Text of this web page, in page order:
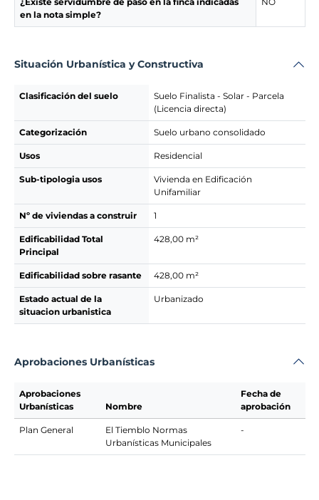
en la nota simple?
Situación Urbanística y Constructiva
Clasificación del suelo
Suelo Finalista - Solar - Parcela
(Licencia directa)
Categorización Suelo urbano consolidado
Usos Residencial
Sub-tipologia usos
Vivienda en Edificación
Unifamiliar
Nº de viviendas a construir 1
Edificabilidad Total
Principal
428,00 m²
Edificabilidad sobre rasante 428,00 m²
Estado actual de la
situacion urbanistica
Urbanizado
Aprobaciones Urbanísticas
Aprobaciones
Urbanísticas
Nombre
Fecha de
aprobación
Plan General
El Tiemblo Normas
Urbanísticas Municipales
-